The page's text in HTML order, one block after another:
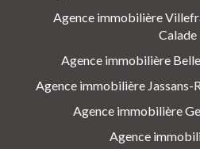
Agence immobilière
Calade
Agence immobilière
Agence immobilière Jassans-
Agence immobilière
Agence